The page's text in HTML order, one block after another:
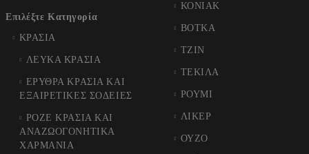
Επιλέξτε Κατηγορία
ΚΡΑΣΙΑ
ΛΕΥΚΑ ΚΡΑΣΙΑ
ΕΡΥΘΡΑ ΚΡΑΣΙΑ ΚΑΙ
ΕΞΑΙΡΕΤΙΚΕΣ ΣΟΔΕΙΕΣ
ΡΟΖΕ ΚΡΑΣΙΑ ΚΑΙ
ΑΝΑΖΩΟΓΟΝΗΤΙΚΑ
ΧΑΡΜΑΝΙΑ
ΚΟΝΙΑΚ
ΒΟΤΚΑ
ΤΖΙΝ
ΤΕΚΙΛΑ
ΡΟΥΜΙ
ΛΙΚΕΡ
ΟΥΖΟ